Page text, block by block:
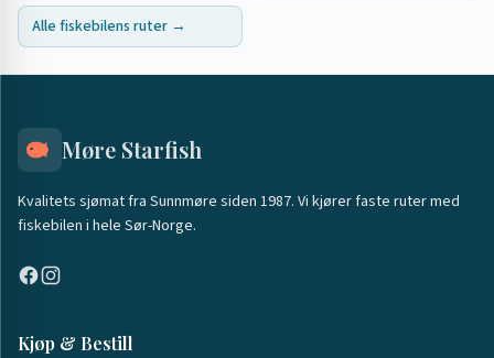
Alle fiskebilens ruter →
Møre Starfish
Kvalitets sjømat fra Sunnmøre siden 1987. Vi kjører faste ruter med
fiskebilen i hele Sør-Norge.
Kjøp & Bestill